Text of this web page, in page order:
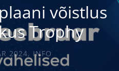
võistlus
Trophy
2024, INFO